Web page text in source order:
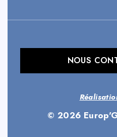
© 2026
NOUS